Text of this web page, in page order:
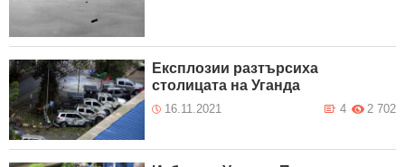
Експлозии разтърсиха
столицата на Уганда
16.11.2021 2 702
4